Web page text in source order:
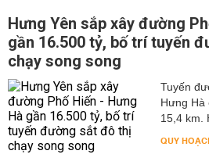
Hưng Yên sắp xây đường
gần 16.500 tỷ, bố trí tuyến
chạy song song
Tuyến
Hưng Hà
15,4 km.
QUY